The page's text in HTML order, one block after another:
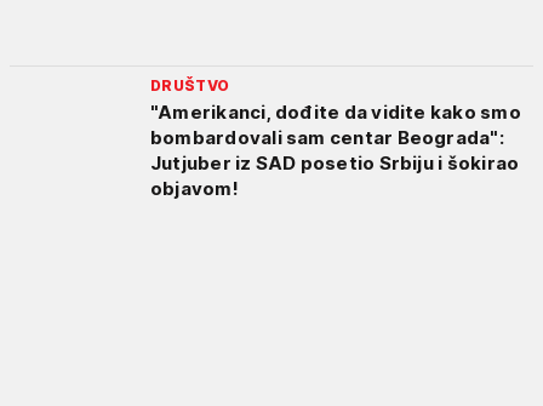
DRUŠTVO
"Amerikanci, dođite da vidite kako smo
bombardovali sam centar Beograda":
Jutjuber iz SAD posetio Srbiju i šokirao
objavom!